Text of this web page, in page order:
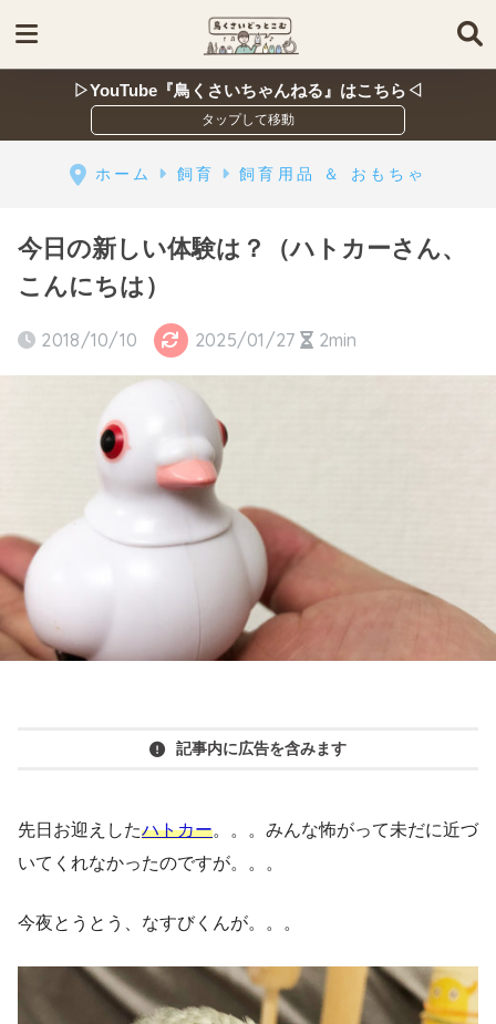
▷YouTube『鳥くさいちゃんねる』はこちら◁
ホーム 飼育 飼育用品 ＆ おもちゃ
今日の新しい体験は？（ハトカーさん、
こんにちは）
2018/10/10 2025/01/27 2min
記事内に広告を含みます
先日お迎えしたハトカー。。。みんな怖がって未だに近づ
いてくれなかったのですが。。。
今夜とうとう、なすびくんが。。。